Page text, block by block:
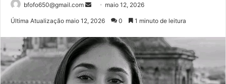
bfofo650@gmail.com
Mande
mail
maio 12, 2026
Última Atualização maio 12, 2026 0 1 minuto de leitura